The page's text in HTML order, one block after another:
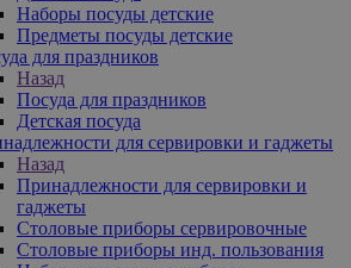
Наборы посуды детские
Предметы посуды детские
для праздников
Назад
Посуда для праздников
Детская посуда
для сервировки и гаджеты
Назад
Принадлежности для сервировки и
гаджеты
Столовые приборы сервировочные
Столовые приборы инд. пользования